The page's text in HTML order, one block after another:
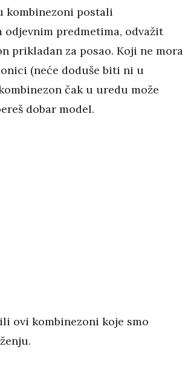
kombinezoni postali
predmetima, odvažit
prikladan za posao. Koji ne mora
(neće doduše biti ni u
čak u uredu može
dobar model.
ovi kombinezoni koje smo